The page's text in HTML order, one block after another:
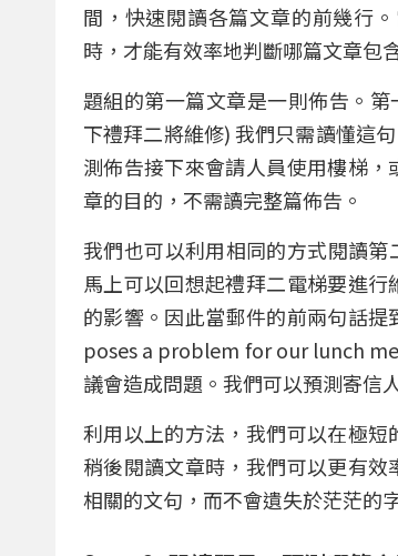
間，快速閱讀各篇文章的前幾行
時，才能有效率地判斷哪篇文章包
題組的第一篇文章是一則佈告。
下禮拜二將維修) 我們只需讀懂這
測佈告接下來會請人員使用樓梯
章的目的，不需讀完整篇佈告。
我們也可以利用相同的方式閱讀
馬上可以回想起禮拜二電梯要進
的影響。因此當郵件的前兩句話
poses a problem for our lunch
議會造成問題。我們可以預測寄信
利用以上的方法，我們可以在極短
稍後閱讀文章時，我們可以更有
相關的文句，而不會遺失於茫茫的